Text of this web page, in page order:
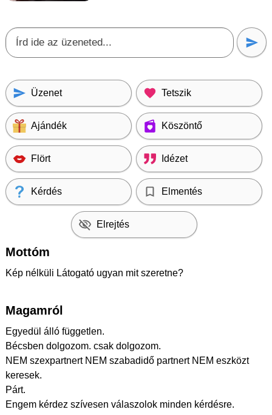
Üzenet Tetszik
Ajándék Köszöntő
Flört Idézet
Kérdés Elmentés
Elrejtés
Mottóm
Kép nélküli Látogató ugyan mit szeretne?
Magamról
Egyedül álló független.
Bécsben dolgozom. csak dolgozom.
NEM szexpartnert NEM szabadidő partnert NEM eszközt
keresek.
Párt.
Engem kérdez szívesen válaszolok minden kérdésre.